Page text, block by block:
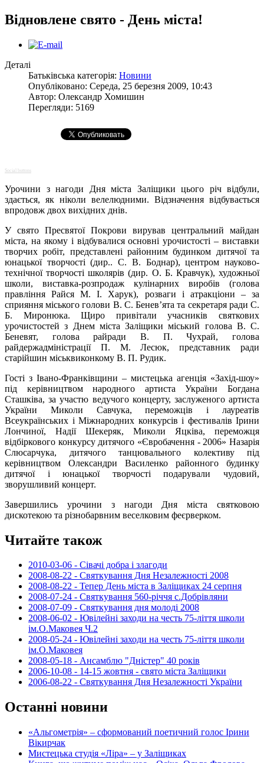
Відновлене свято - День міста!
Деталі
Батьківська категорія: Новини
Опубліковано: Середа, 25 березня 2009, 10:43
Автор: Олександр Хомишин
Перегляди: 5169
Social buttons
Урочини з нагоди Дня міста Заліщики цього річ відбули,
здається, як ніколи велелюдними. Відзначення відбувається
впродовж двох вихідних днів.
У свято Пресвятої Покрови вирував центральний майдан
міста, на якому і відбувалися основні урочистості – виставки
творчих робіт, представлені районним будинком дитячої та
юнацької творчості (дир.. С. В. Боднар), центром науково-
технічної творчості школярів (дир. О. Б. Кравчук), художньої
школи, виставка-розпродаж кулінарних виробів (голова
правління Райся М. І. Харук), розваги і атракціони – за
сприяння міського голови В. С. Бенев’ята та секретаря ради С.
Б. Миронюка. Щиро привітали учасників святкових
урочистостей з Днем міста Заліщики міський голова В. С.
Беневят, голова райради В. П. Чухрай, голова
райдержадміністрації П. М. Лесюк, представник ради
старійшин міськвиконкому В. П. Рудик.
Гості з Івано-Франківщини – мистецька агенція «Захід-шоу»
під керівництвом народного артиста України Богдана
Сташківа, за участю ведучого концерту, заслуженого артиста
України Миколи Савчука, переможців і лауреатів
Всеукраїнських і Міжнародних конкурсів і фестивалів Ірини
Лончиної, Надії Шекеряк, Миколи Яцківа, переможця
відбіркового конкурсу дитячого «Євробачення - 2006» Назарія
Слюсарчука, дитячого танцювального колективу під
керівництвом Олександри Василенко районного будинку
дитячої і юнацької творчості подарували чудовий,
зворушливий концерт.
Завершились урочини з нагоди Дня міста святковою
дискотекою та різнобарвним веселковим феєрверком.
Читайте також
2010-03-06 - Сівачі добра і злагоди
2008-08-22 - Святкування Дня Незалежності 2008
2008-08-22 - Тепер День міста в Заліщиках 24 серпня
2008-07-24 - Святкування 560-річчя с.Добрівляни
2008-07-09 - Святкування дня молоді 2008
2008-06-02 - Ювілейні заходи на честь 75-ліття школи
ім.О.Маковея Ч.2
2008-05-24 - Ювілейні заходи на честь 75-ліття школи
ім.О.Маковея
2008-05-18 - Ансамблю "Дністер" 40 років
2006-10-08 - 14-15 жовтня - свято міста Заліщики
2006-08-22 - Святкування Дня Незалежності України
Останні новини
«Альгометрія» – сформований поетичний голос Ірини
Вікирчак
Мистецька студія «Ліра» – у Заліщиках